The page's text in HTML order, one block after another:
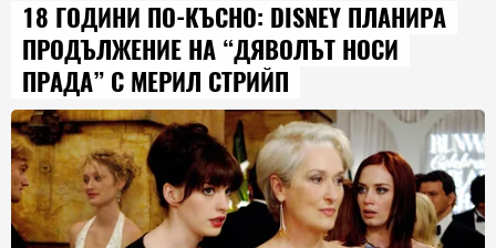
18 ГОДИНИ ПО-КЪСНО: DISNEY ПЛАНИРА
ПРОДЪЛЖЕНИЕ НА “ДЯВОЛЪТ НОСИ
ПРАДА” С МЕРИЛ СТРИЙП